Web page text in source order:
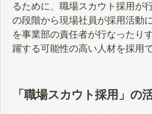
るために、職場スカウト採用が
の段階から現場社員が採用活動
を事業部の責任者が行なったり
躍する可能性の高い人材を採用
「職場スカウト採用」の